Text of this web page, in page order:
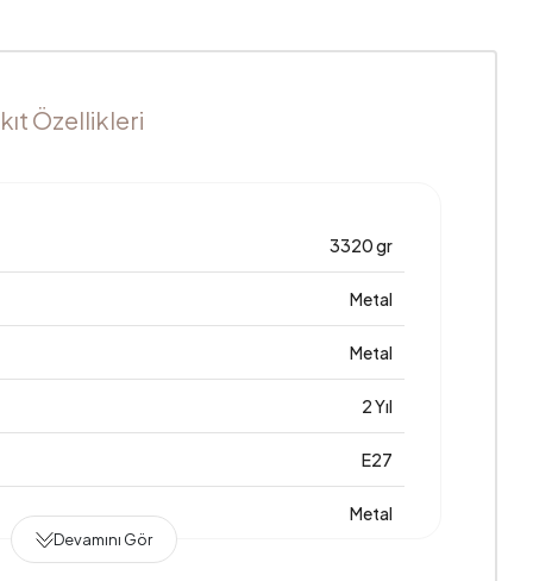
Özellikleri
3320 gr
Metal
Metal
2 Yıl
E27
Metal
Devamını Gör